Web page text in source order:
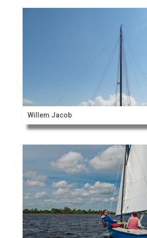
Willem Jacob